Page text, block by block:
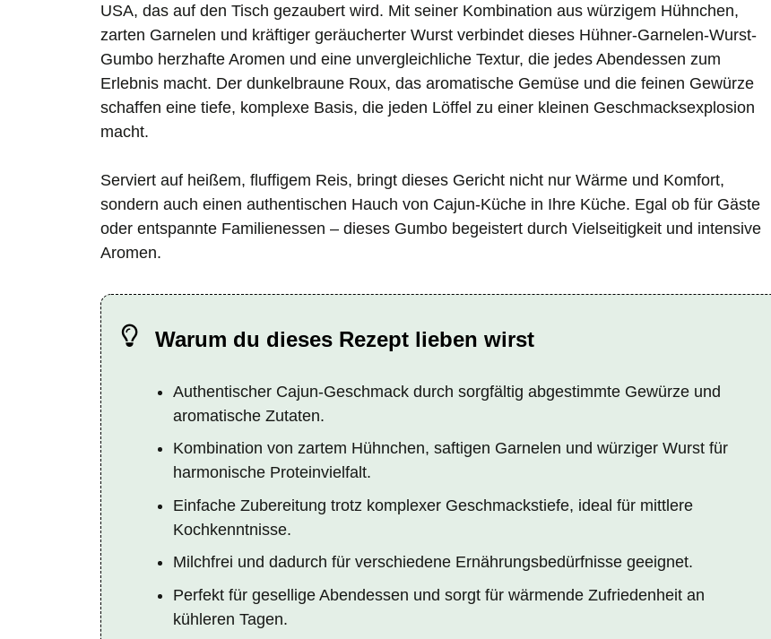
USA, das auf den Tisch gezaubert wird. Mit seiner Kombination aus würzigem Hühnchen,
zarten Garnelen und kräftiger geräucherter Wurst verbindet dieses Hühner-Garnelen-Wurst-
Gumbo herzhafte Aromen und eine unvergleichliche Textur, die jedes Abendessen zum
Erlebnis macht. Der dunkelbraune Roux, das aromatische Gemüse und die feinen Gewürze
schaffen eine tiefe, komplexe Basis, die jeden Löffel zu einer kleinen Geschmacksexplosion
macht.
Serviert auf heißem, fluffigem Reis, bringt dieses Gericht nicht nur Wärme und Komfort,
sondern auch einen authentischen Hauch von Cajun-Küche in Ihre Küche. Egal ob für Gäste
oder entspannte Familienessen – dieses Gumbo begeistert durch Vielseitigkeit und intensive
Aromen.
Warum du dieses Rezept lieben wirst
Authentischer Cajun-Geschmack durch sorgfältig abgestimmte Gewürze und
aromatische Zutaten.
Kombination von zartem Hühnchen, saftigen Garnelen und würziger Wurst für
harmonische Proteinvielfalt.
Einfache Zubereitung trotz komplexer Geschmackstiefe, ideal für mittlere
Kochkenntnisse.
Milchfrei und dadurch für verschiedene Ernährungsbedürfnisse geeignet.
Perfekt für gesellige Abendessen und sorgt für wärmende Zufriedenheit an
kühleren Tagen.